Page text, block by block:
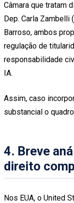
Câmara que tratam
Dep. Carla
Barroso, ambos
regulação de
responsabilidade
IA.
Assim, caso
substancial o
4. Breve
direito
Nos EUA, o United